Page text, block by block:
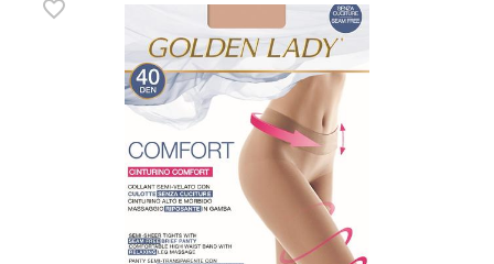
MARILYN
MARTEL
MAT
MEDIOLANO
MEDIUM
MEFEMI-
NIPPLEX
favorite_border